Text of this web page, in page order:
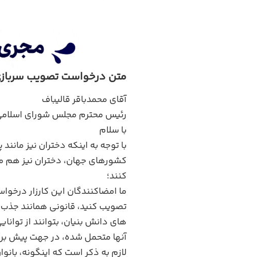
متن درخواست تصویب
آقای محمدباقر قالیباف
رئیس محترم مجلس شورای
با سلام
با توجه به اینکه دختران نیز
کشورهای جهان، دختران نیز هم
کنند؛
ما امضاکنندگان این کارزار
تصویب کنید، قانونی همانند
های دانش بنیان، بتوانند از
آنها متحمل شده، در جهت پیش
لازم به ذکر است که اینگونه،